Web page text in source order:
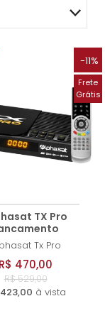
-11%
Frete
Grátis
TX Pro
Tx Pro
R$ 470,00
R$ 529,00
à vista